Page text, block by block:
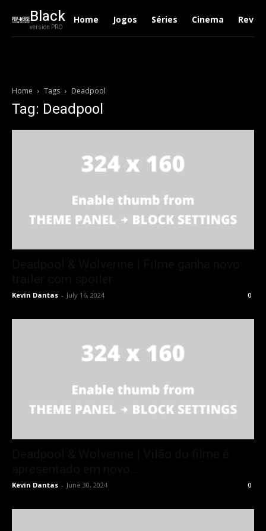
Black
version PRO
Home Jogos Séries Cinema
Home Tags Deadpool
Tag: Deadpool
Kevin Dantas - July 16, 2024 0
Kevin Dantas - June 30, 2024 0